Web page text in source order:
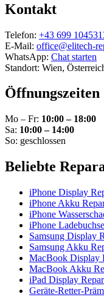
Kontakt
Telefon: +43 699
E-Mail: office@elitech-
WhatsApp: Chat starten
Standort: Wien,
Öffnungszeiten
Mo – Fr: 10:00 – 18:00
Sa: 10:00 – 14:00
So: geschlossen
Beliebte
iPhone Display
iPhone Akku
iPhone
iPhone
Samsung Display
Samsung Akku
MacBook Display
MacBook Akku
iPad Display
Geräte-Retter-